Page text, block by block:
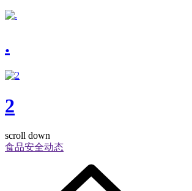
.
2
scroll down
食品安全动态